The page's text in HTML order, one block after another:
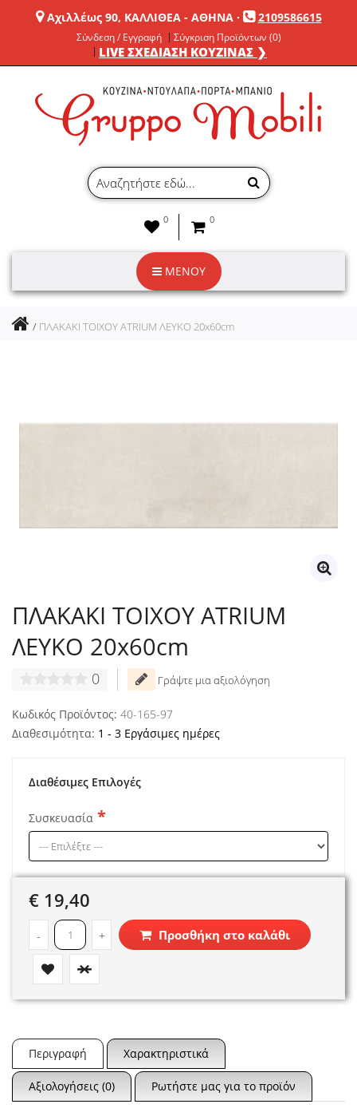
Αχιλλέως 90, ΚΑΛΛΙΘΕΑ - ΑΘΗΝΑ· 2109586615
Σύνδεση / Εγγραφή Σύγκριση Προϊόντων (0)
LIVE ΣΧΕΔΙΑΣΗ ΚΟΥΖΙΝΑΣ ❯
0 0
ΜΕΝΟΥ
ΠΛΑΚΑΚΙ ΤΟΙΧΟΥ ATRIUM ΛΕΥΚΟ 20x60cm
ΠΛΑΚΑΚΙ ΤΟΙΧΟΥ ATRIUM
ΛΕΥΚΟ 20x60cm
0 Γράψτε μια αξιολόγηση
Κωδικός Προϊόντος: 40-165-97
Διαθεσιμότητα: 1 - 3 Εργάσιμες ημέρες
Διαθέσιμες Επιλογές
Συσκευασία
€ 19,40
- + Προσθήκη στο καλάθι
Περιγραφή Χαρακτηριστικά
Αξιολογήσεις (0) Ρωτήστε μας για το προϊόν